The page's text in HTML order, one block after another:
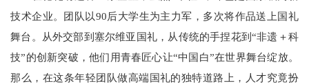
技术企业。团队以90后大学生为主力军，多次将作品送上国礼
舞台。从外交部到塞尔维亚国礼，从传统的手捏花到“非遗＋科
技”的创新突破，他们用青春匠心让“中国白”在世界舞台绽放。
那么，在这条年轻团队做高端国礼的独特道路上，人才究竟扮